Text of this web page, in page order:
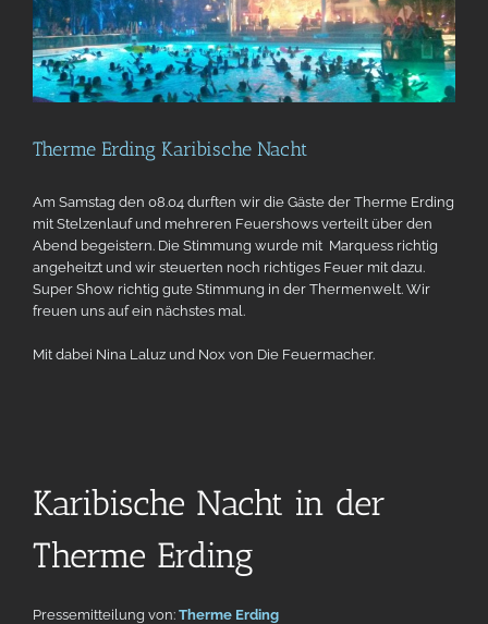
Therme Erding Karibische Nacht
Am Samstag den 08.04 durften wir die Gäste der Therme Erding
mit Stelzenlauf und mehreren Feuershows verteilt über den
Abend begeistern. Die Stimmung wurde mit Marquess richtig
angeheitzt und wir steuerten noch richtiges Feuer mit dazu.
Super Show richtig gute Stimmung in der Thermenwelt. Wir
freuen uns auf ein nächstes mal.
Mit dabei Nina Laluz und Nox von Die Feuermacher.
Karibische Nacht in der
Therme Erding
Pressemitteilung von: Therme Erding